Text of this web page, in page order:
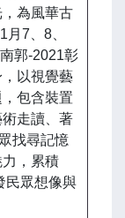
為風華古
7、8、
郭-2021彰
以視覺藝
包含裝置
走讀、著
找尋記憶
，累積
民眾想像與